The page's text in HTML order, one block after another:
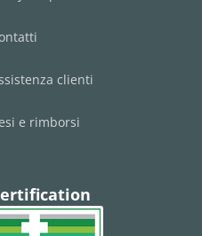
clienti
e rimborsi